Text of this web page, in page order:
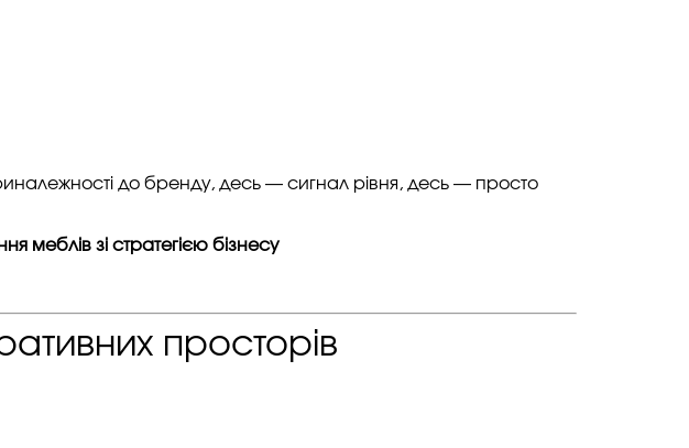
до бренду, десь — сигнал рівня, десь — просто
меблів зі стратегією бізнесу
просторів